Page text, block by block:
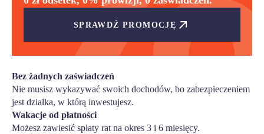
SPRAWDŹ PROMOCJĘ
Bez żadnych zaświadczeń
Nie musisz wykazywać swoich dochodów, bo zabezpieczeniem
jest działka, w którą inwestujesz.
Wakacje od płatności
Możesz zawiesić spłaty rat na okres 3 i 6 miesięcy.